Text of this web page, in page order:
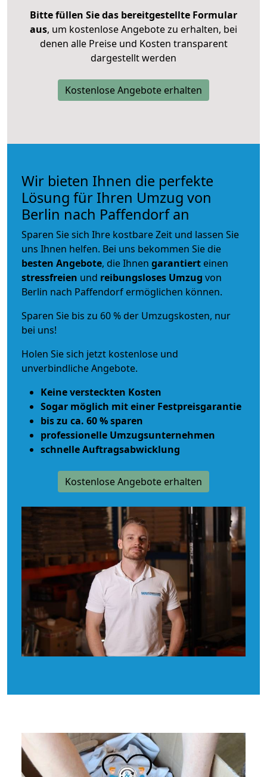
Bitte füllen Sie das bereitgestellte Formular
aus, um kostenlose Angebote zu erhalten, bei
denen alle Preise und Kosten transparent
dargestellt werden
Kostenlose Angebote erhalten
Wir bieten Ihnen die perfekte
Lösung für Ihren Umzug von
Berlin nach Paffendorf an
Sparen Sie sich Ihre kostbare Zeit und lassen Sie
uns Ihnen helfen. Bei uns bekommen Sie die
besten Angebote, die Ihnen garantiert einen
stressfreien und reibungsloses Umzug von
Berlin nach Paffendorf ermöglichen können.
Sparen Sie bis zu 60 % der Umzugskosten, nur
bei uns!
Holen Sie sich jetzt kostenlose und
unverbindliche Angebote.
Keine versteckten Kosten
Sogar möglich mit einer Festpreisgarantie
bis zu ca. 60 % sparen
professionelle Umzugsunternehmen
schnelle Auftragsabwicklung
Kostenlose Angebote erhalten